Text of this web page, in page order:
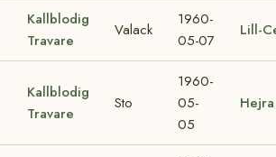
Kallblodig
Travare
Valack
1960-
05-07
Lill-
Kallblodig
Travare
Sto
1960-
05-
05